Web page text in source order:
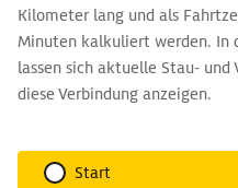
Kilometer lang und als
Minuten kalkuliert werden. In
lassen sich aktuelle Stau- und
diese Verbindung anzeigen.
Start